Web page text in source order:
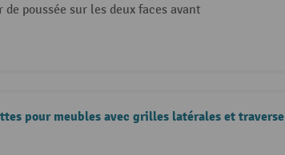
de poussée sur les deux faces avant
pour meubles avec grilles latérales et traverse